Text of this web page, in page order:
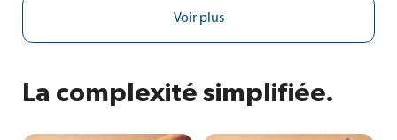
Voir plus
La complexité simplifiée.